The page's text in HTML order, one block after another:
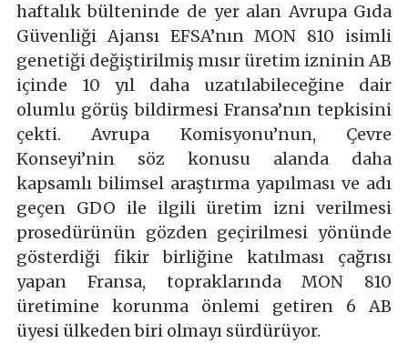
haftalık bülteninde de yer alan Avrupa Gıda
Güvenliği Ajansı EFSA’nın MON 810 isimli
genetiği değiştirilmiş mısır üretim izninin AB
içinde 10 yıl daha uzatılabileceğine dair
olumlu görüş bildirmesi Fransa’nın tepkisini
çekti. Avrupa Komisyonu’nun, Çevre
Konseyi’nin söz konusu alanda daha
kapsamlı bilimsel araştırma yapılması ve adı
geçen GDO ile ilgili üretim izni verilmesi
prosedürünün gözden geçirilmesi yönünde
gösterdiği fikir birliğine katılması çağrısı
yapan Fransa, topraklarında MON 810
üretimine korunma önlemi getiren 6 AB
üyesi ülkeden biri olmayı sürdürüyor.